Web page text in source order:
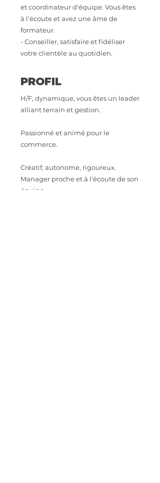
et coordinateur d'équipe. Vous êtes
à l'écoute et avez une âme de
formateur.
- Conseiller, satisfaire et fidéliser
votre clientèle au quotidien.
PROFIL
H/F, dynamique, vous êtes un leader
alliant terrain et gestion.
Passionné et animé pour le
commerce.
Créatif, autonome, rigoureux.
Manager proche et à l'écoute de son
équipe.